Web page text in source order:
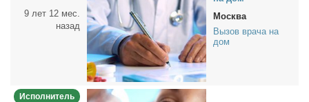
9 лет 12 мес.
назад
Москва
Вызов врача на
дом
Исполнитель